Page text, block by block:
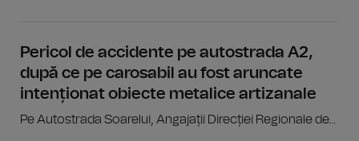
Pericol de accidente pe autostrada A2,
după ce pe carosabil au fost aruncate
intenționat obiecte metalice artizanale
Pe Autostrada Soarelui, Angajații Direcției Regionale de...